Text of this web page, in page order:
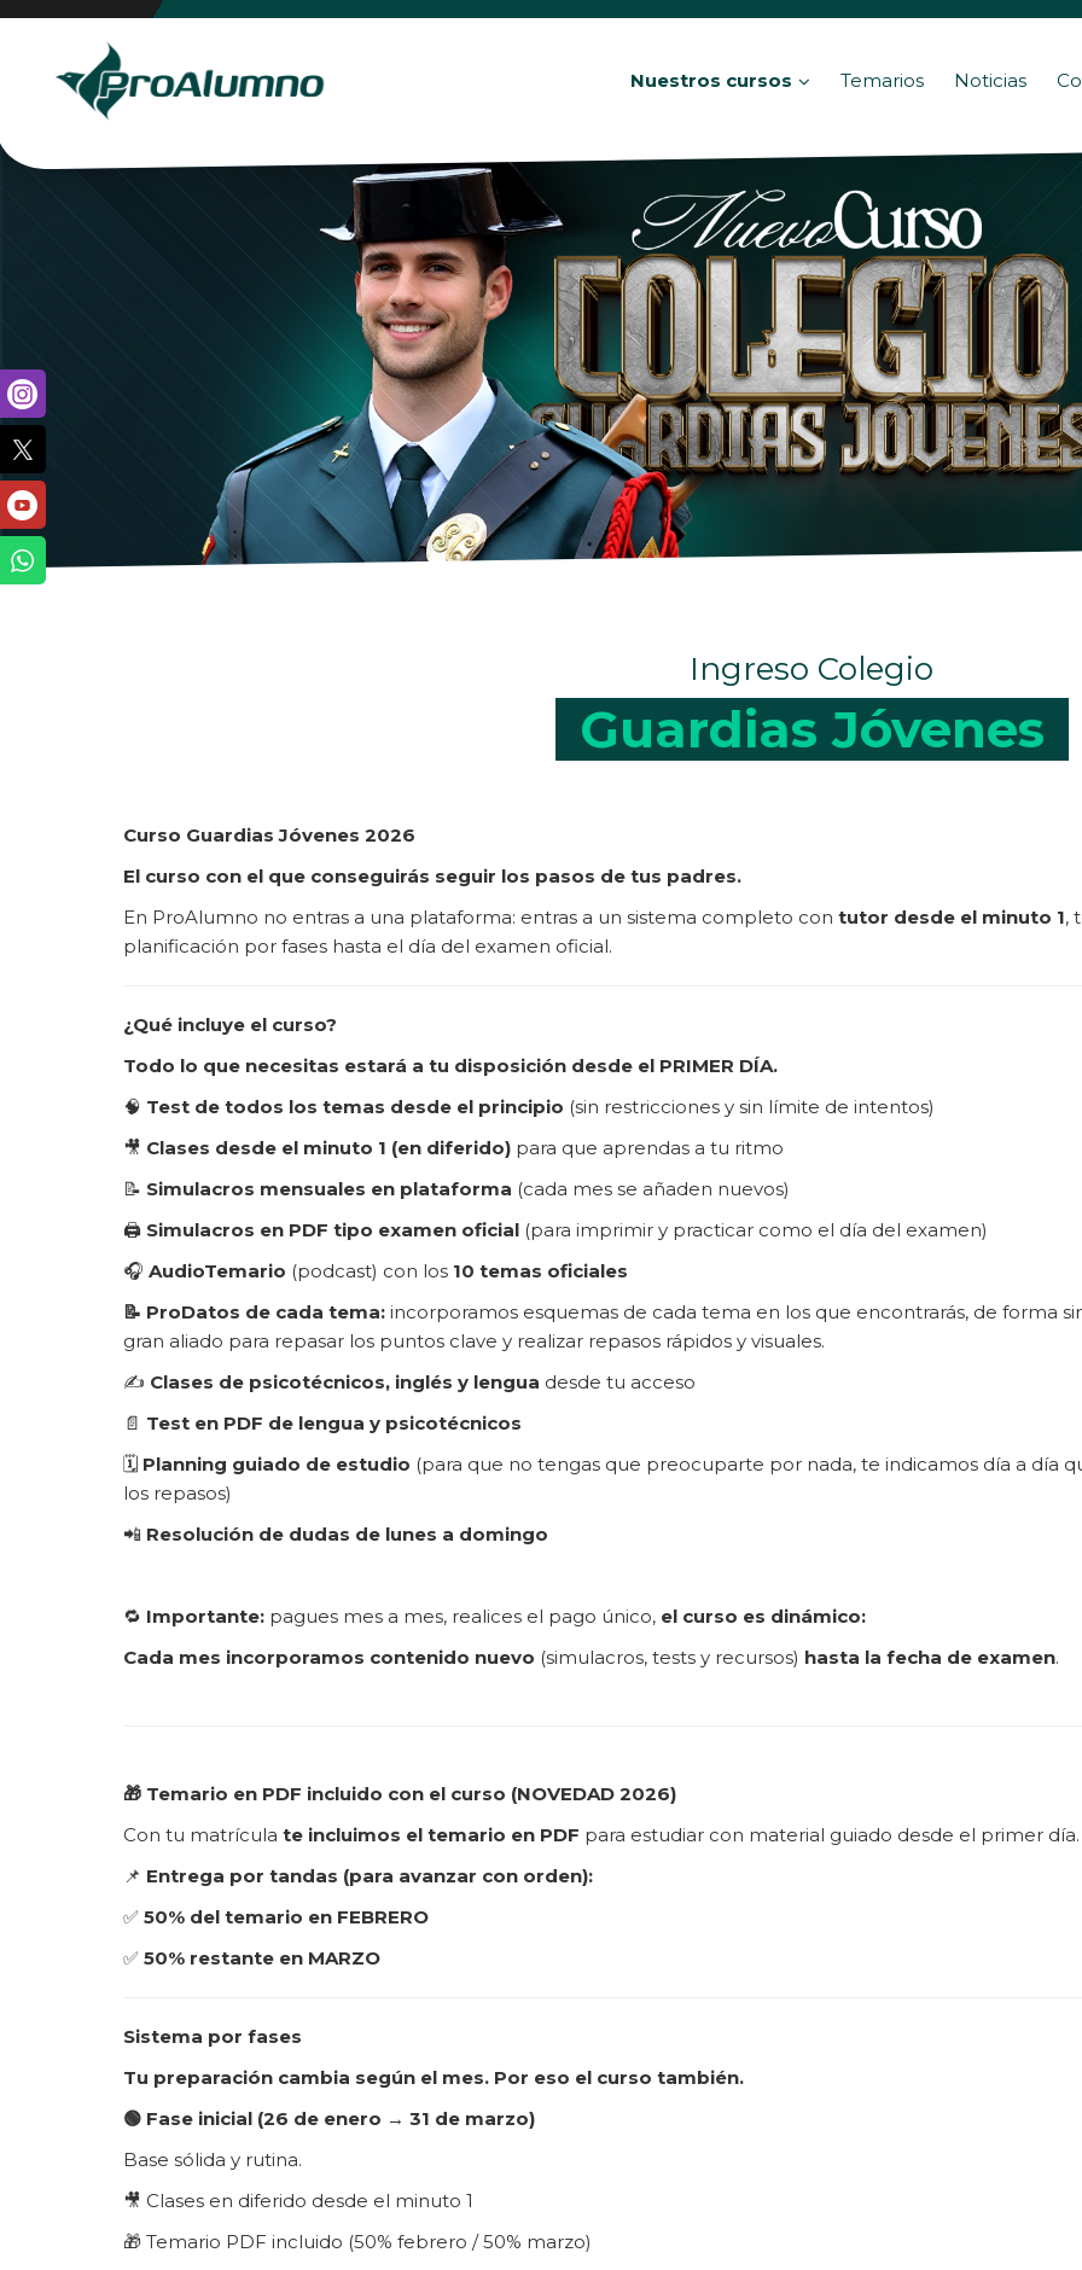
Nuestros cursos Temarios Noticias
Ingreso Colegio
Guardias Jóvenes
Curso Guardias Jóvenes 2026
El curso con el que conseguirás seguir los pasos de tus padres.
En ProAlumno no entras a una plataforma: entras a un sistema completo con tutor desde el minuto 1,
planificación por fases hasta el día del examen oficial.
¿Qué incluye el curso?
Todo lo que necesitas estará a tu disposición desde el PRIMER DÍA.
🧠 Test de todos los temas desde el principio (sin restricciones y sin límite de intentos)
🎥 Clases desde el minuto 1 (en diferido) para que aprendas a tu ritmo
📝 Simulacros mensuales en plataforma (cada mes se añaden nuevos)
🖨️ Simulacros en PDF tipo examen oficial (para imprimir y practicar como el día del examen)
🎧 AudioTemario (podcast) con los 10 temas oficiales
📝 ProDatos de cada tema: incorporamos esquemas de cada tema en los que encontrarás, de forma
gran aliado para repasar los puntos clave y realizar repasos rápidos y visuales.
✍️ Clases de psicotécnicos, inglés y lengua desde tu acceso
📄 Test en PDF de lengua y psicotécnicos
🗓️ Planning guiado de estudio (para que no tengas que preocuparte por nada, te indicamos día a día
los repasos)
📲 Resolución de dudas de lunes a domingo
🔁 Importante: pagues mes a mes, realices el pago único, el curso es dinámico:
Cada mes incorporamos contenido nuevo (simulacros, tests y recursos) hasta la fecha de examen.
🎁 Temario en PDF incluido con el curso (NOVEDAD 2026)
Con tu matrícula te incluimos el temario en PDF para estudiar con material guiado desde el primer día.
📌 Entrega por tandas (para avanzar con orden):
✅ 50% del temario en FEBRERO
✅ 50% restante en MARZO
Sistema por fases
Tu preparación cambia según el mes. Por eso el curso también.
🟢 Fase inicial (26 de enero → 31 de marzo)
Base sólida y rutina.
🎥 Clases en diferido desde el minuto 1
🎁 Temario PDF incluido (50% febrero / 50% marzo)